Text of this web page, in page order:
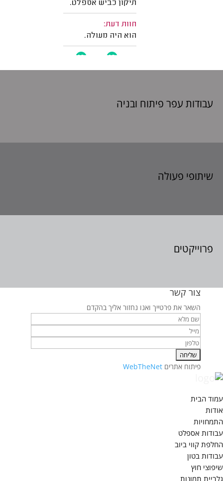
עבודות עפר פיתוח ובניה
שיתופי פעולה
פרוייקטים
צור קשר
השאר את פרטייך ואנו נחזור אליך בהקדם
פיתוח אתרים WebTheNet
עמוד הבית
אודות
התמחויות
עבודות אספלט
החלפת קווי ביוב
עבודות בטון
שיפוצי חוץ
גלריית תמונות